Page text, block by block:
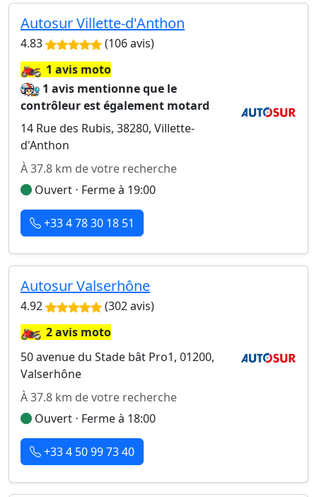
Autosur Villette-d'Anthon
4.83 (106 avis)
🏍️1 avis moto
1 avis mentionne que le
contrôleur est également motard
14 Rue des Rubis, 38280, Villette-
d'Anthon
À 37.8 km de votre recherche
Ouvert ⋅ Ferme à 19:00
+33 4 78 30 18 51
Autosur Valserhône
4.92 (302 avis)
🏍️2 avis moto
50 avenue du Stade bât Pro1, 01200,
Valserhône
À 37.8 km de votre recherche
Ouvert ⋅ Ferme à 18:00
+33 4 50 99 73 40